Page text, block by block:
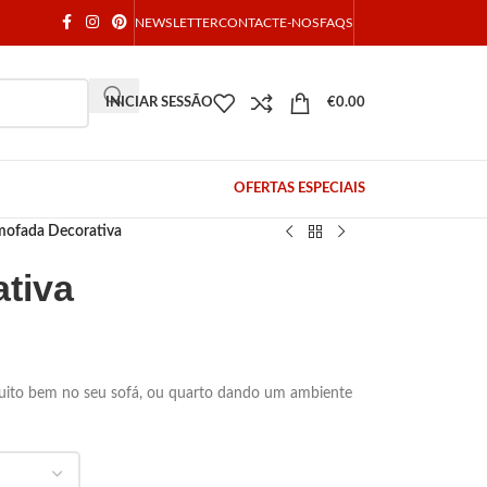
NEWSLETTERCONTACTE-NOSFAQS
INICIAR SESSÃO €0.00
OFERTAS ESPECIAIS
Decorativa
bem no seu sofá, ou quarto dando um ambiente